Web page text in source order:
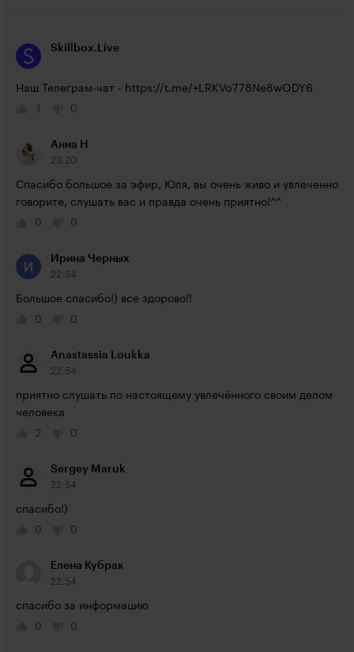
Skillbox.Live
Наш Телеграм-чат - https://t.me/+LRKVo778Ne8wODY6
1
0
Анна Н
23:20
Спасибо большое за эфир, Юля, вы очень живо и увлеченно
говорите, слушать вас и правда очень приятно!^^
0
0
Ирина Черных
22:54
Большое спасибо!) все здорово!!
0
0
Anastassia Loukka
22:54
приятно слушать по настоящему увлечённого своим делом
человека
2
0
Sergey Maruk
22:54
спасибо!)
0
0
Елена Кубрак
22:54
спасибо за информацию
0
0